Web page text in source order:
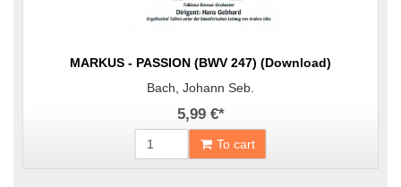
MARKUS - PASSION (BWV 247) (Download)
Bach, Johann Seb.
5,99 €*
To cart